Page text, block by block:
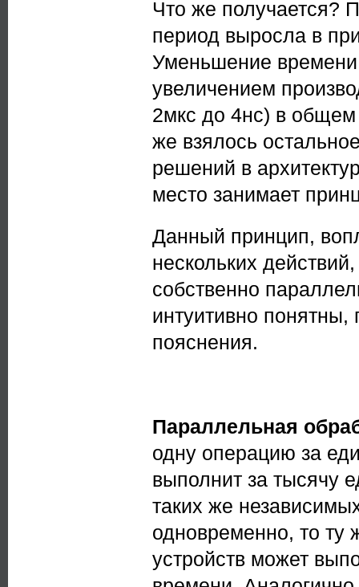
Что же получается?
период выросла в
Уменьшение
увеличением
2мкс до 4нс) в
же взялось
решений в
место занимает
Данный принцип,
нескольких
собственно
интуитивно
пояснения.
Параллельная
одну операцию за
выполнит за тысячу
таких же
одновременно, то ту
устройств может